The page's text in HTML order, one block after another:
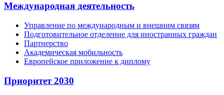
Международная деятельность
Управление по международным и внешним связям
Подготовительное отделение для иностранных граждан
Партнерство
Академическая мобильность
Европейское приложение к диплому
Приоритет 2030